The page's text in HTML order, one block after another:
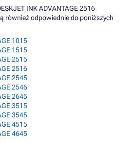
INK ADVANTAGE 2516
również odpowiednie do poniższych
1015
1515
2515
2516
2545
2546
2645
3515
3545
4515
4645